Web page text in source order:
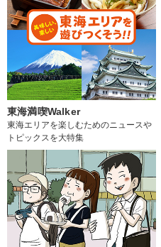
東海満喫Walker
東海エリアを楽しむためのニュースや
トピックスを大特集